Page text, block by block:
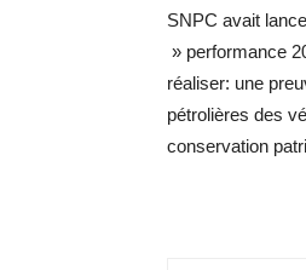
SNPC avait
» performance
réaliser: une
pétrolières des
conservation